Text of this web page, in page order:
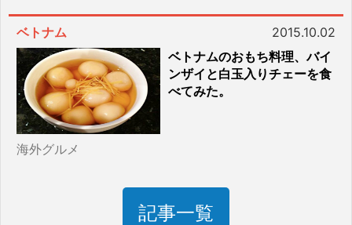
ベトナム
2015.10.02
ベトナムのおもち料理、バイ
ンザイと白玉入りチェーを食
べてみた。
海外グルメ
記事一覧